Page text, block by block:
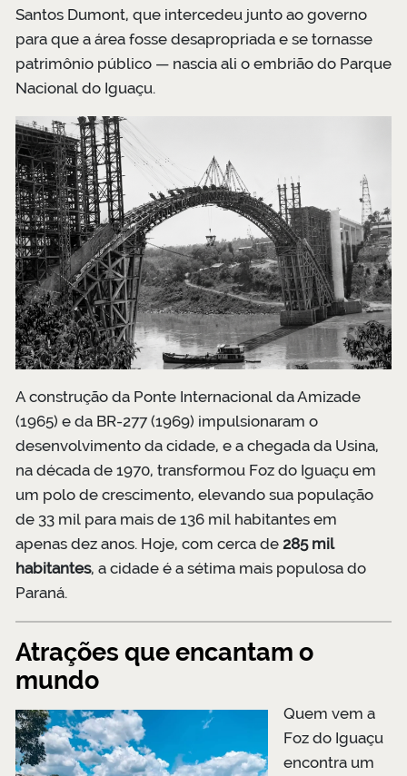
Santos Dumont, que intercedeu junto ao governo
para que a área fosse desapropriada e se tornasse
patrimônio público — nascia ali o embrião do Parque
Nacional do Iguaçu.
A construção da Ponte Internacional da Amizade
(1965) e da BR-277 (1969) impulsionaram o
desenvolvimento da cidade, e a chegada da Usina,
na década de 1970, transformou Foz do Iguaçu em
um polo de crescimento, elevando sua população
de 33 mil para mais de 136 mil habitantes em
apenas dez anos. Hoje, com cerca de 285 mil
habitantes, a cidade é a sétima mais populosa do
Paraná.
Atrações que encantam o
mundo
Quem vem a
Foz do Iguaçu
encontra um